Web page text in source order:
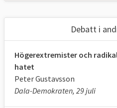
Debatt i
Högerextremister och
hatet
Peter Gustavsson
Dala-Demokraten, 29 juli